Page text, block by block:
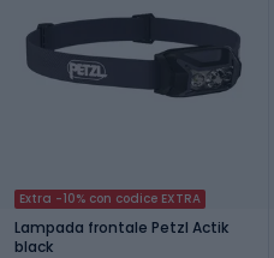
Extra -10% con codice EXTRA
Lampada frontale Petzl Actik
black